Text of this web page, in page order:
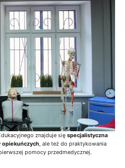
znajduje się specjalistyczna
opiekuńczych, ale też do praktykowania
pomocy przedmedycznej.